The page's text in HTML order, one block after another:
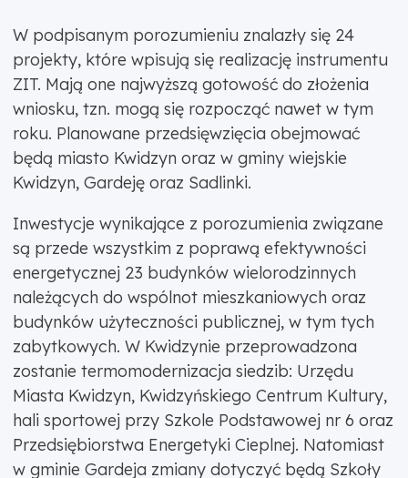
W podpisanym porozumieniu znalazły się 24
projekty, które wpisują się realizację instrumentu
ZIT. Mają one najwyższą gotowość do złożenia
wniosku, tzn. mogą się rozpocząć nawet w tym
roku. Planowane przedsięwzięcia obejmować
będą miasto Kwidzyn oraz w gminy wiejskie
Kwidzyn, Gardeję oraz Sadlinki.
Inwestycje wynikające z porozumienia związane
są przede wszystkim z poprawą efektywności
energetycznej 23 budynków wielorodzinnych
należących do wspólnot mieszkaniowych oraz
budynków użyteczności publicznej, w tym tych
zabytkowych. W Kwidzynie przeprowadzona
zostanie termomodernizacja siedzib: Urzędu
Miasta Kwidzyn, Kwidzyńskiego Centrum Kultury,
hali sportowej przy Szkole Podstawowej nr 6 oraz
Przedsiębiorstwa Energetyki Cieplnej. Natomiast
w gminie Gardeja zmiany dotyczyć będą Szkoły